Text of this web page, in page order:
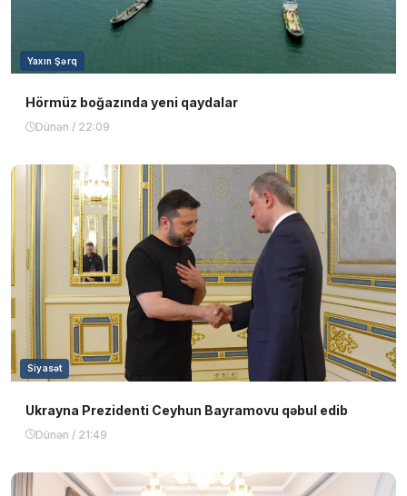
Yaxın Şərq
Hörmüz boğazında yeni qaydalar
Dünən / 22:09
Siyasət
Ukrayna Prezidenti Ceyhun Bayramovu qəbul edib
Dünən / 21:49